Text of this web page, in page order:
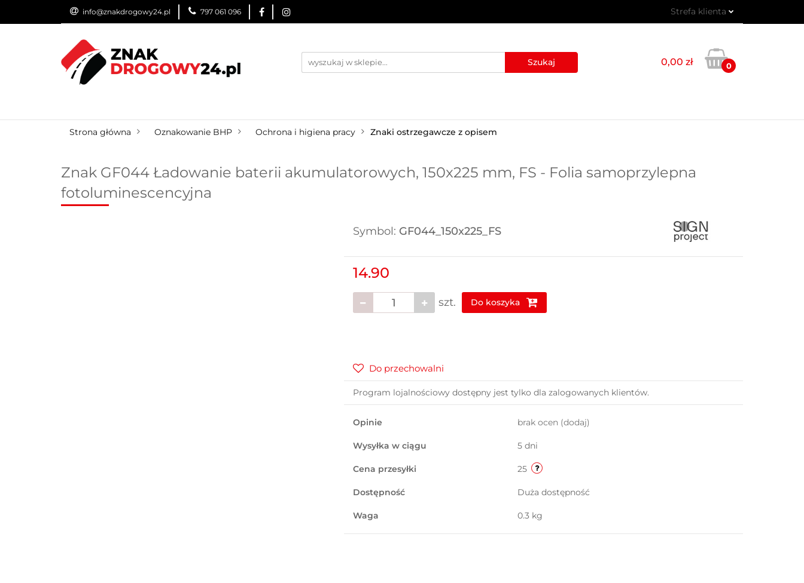
info@znakdrogowy24.pl 797 061 096 Strefa klienta
Zarejestruj się
Dodaj zgłoszenie
0,00 zł 0
ZNAKI DROGOWE URZĄDZENIA BRD
Strona główna Oznakowanie BHP Ochrona i higiena pracy Znaki ostrzegawcze z opisem
Znak GF044 Ładowanie baterii akumulatorowych, 150x225 mm, FS - Folia samoprzylepna
fotoluminescencyjna
Symbol: GF044_150x225_FS
14.90
szt. Do koszyka
Do przechowalni
Program lojalnościowy dostępny jest tylko dla zalogowanych klientów.
Opinie brak ocen (dodaj)
Wysyłka w ciągu 5 dni
Cena przesyłki 25
Dostępność Duża dostępność
Waga 0.3 kg